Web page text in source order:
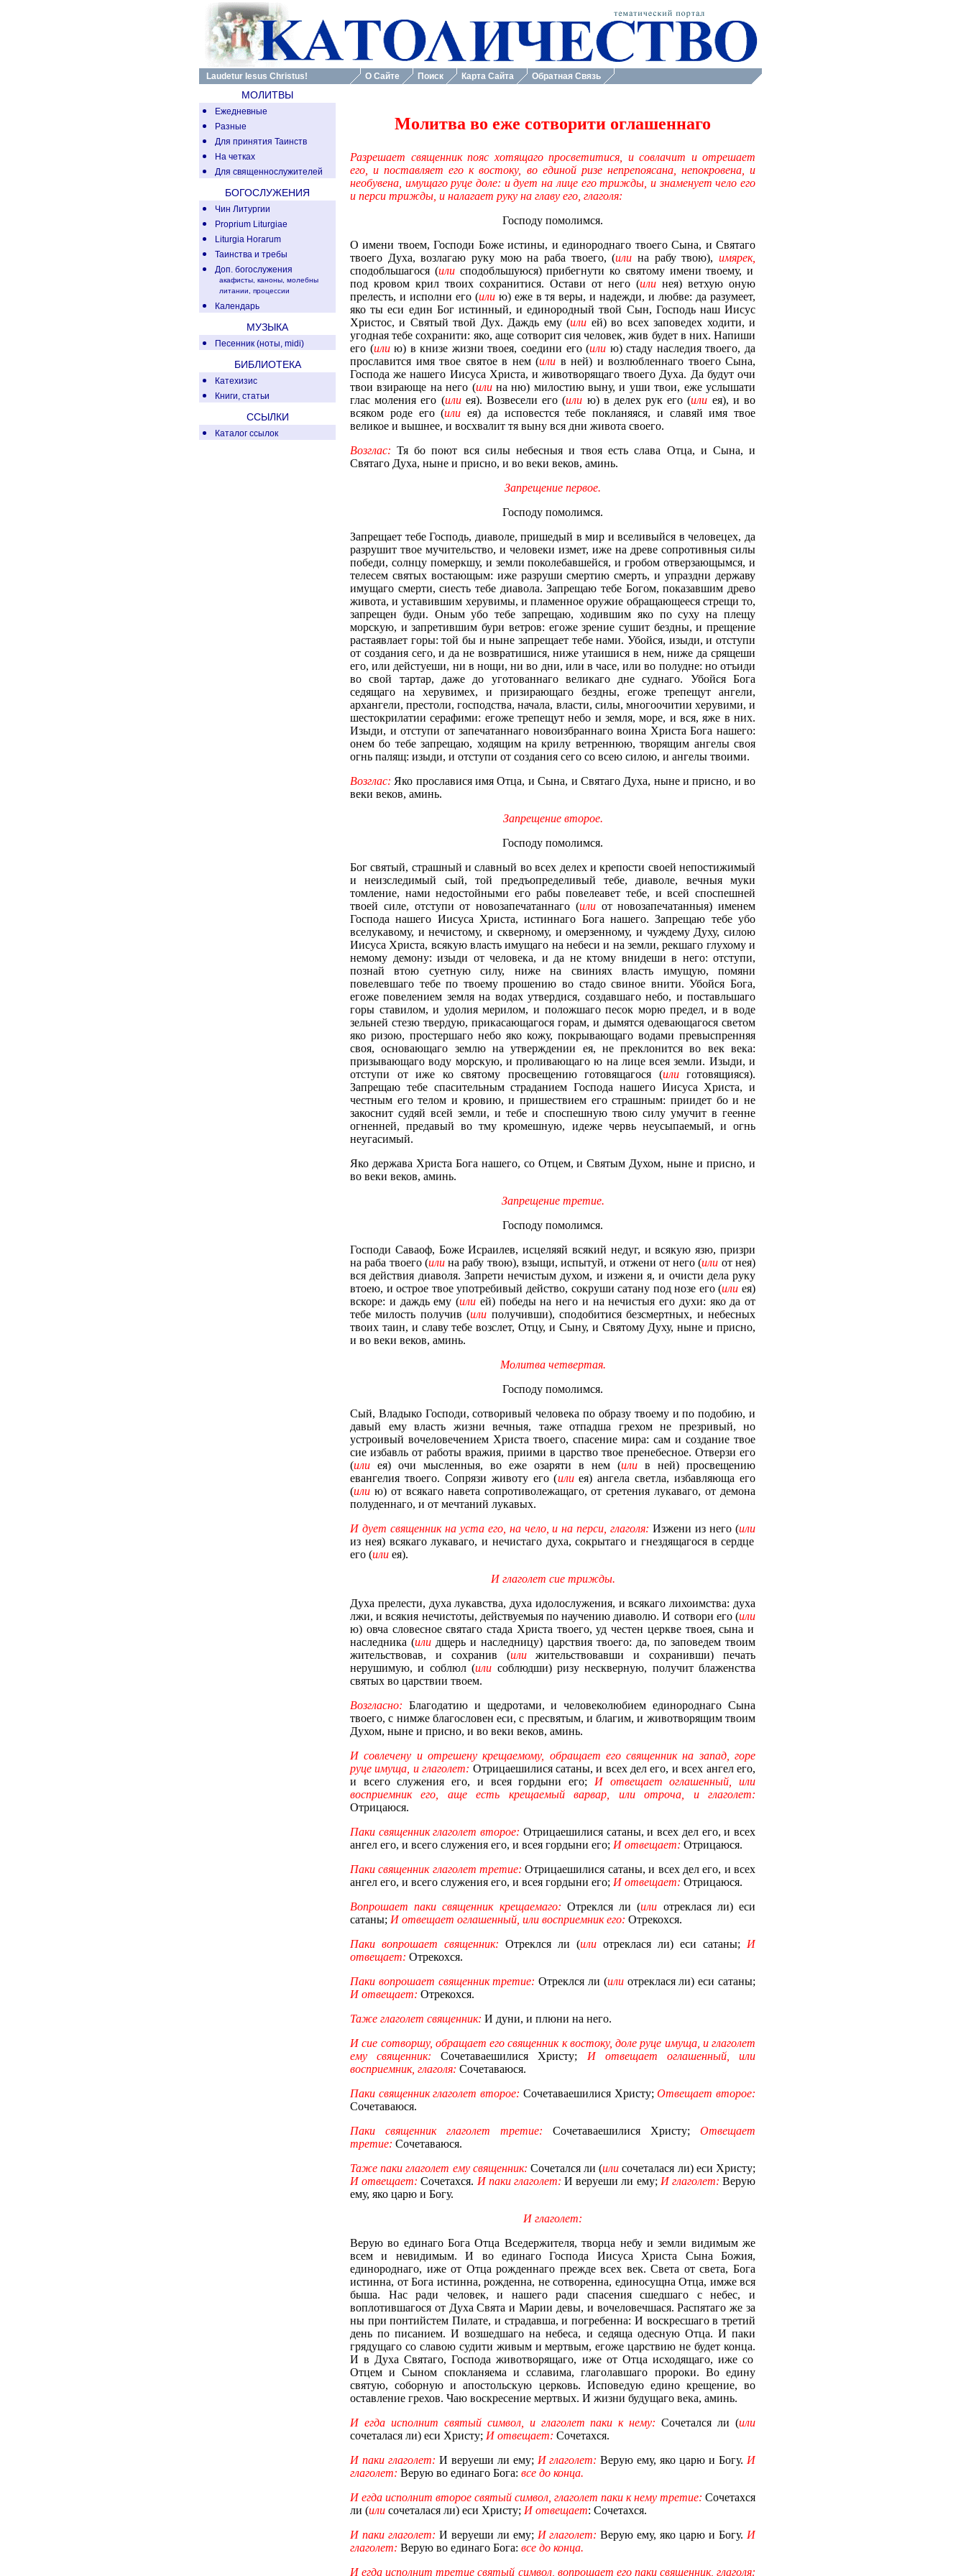
МОЛИТВЫ
Ежедневные
Разные
Для принятия Таинств
На четках
Для священнослужителей
БОГОСЛУЖЕНИЯ
Чин Литургии
Proprium Liturgiae
Liturgia Horarum
Таинства и требы
Доп. богослужения
акафисты, каноны, молебны
литании
процессии
Календарь
МУЗЫКА
Песенник (ноты, midi)
БИБЛИОТЕКА
Катехизис
Книги, статьи
ССЫЛКИ
Каталог ссылок
Чинопоследования Таинств и тайнодействий
Молитва во еже сотворити оглашеннаго
Разрешает священник пояс хотящаго просветитися, и совлачит и отрешает
его, и поставляет его к востоку, во единой ризе непрепоясана, непокровена, и
необувена, имущаго руце доле: и дует на лице его трижды, и знаменует чело его
и перси трижды, и налагает руку на главу его, глаголя:
Господу помолимся.
О имени твоем, Господи Боже истины, и единороднаго твоего Сына, и Святаго
твоего Духа, возлагаю руку мою на раба твоего, (или на рабу твою),имярек,
сподобльшагося (илисподобльшуюся) прибегнути ко святому имени твоему, и
под кровом крил твоих сохранитися. Остави от него (или нея) ветхую оную
прелесть, и исполни его (илию) еже в тя веры, и надежди, и любве: да разумеет,
яко ты еси един Бог истинный, и единородный твой Сын, Господь наш Иисус
Христос, и Святый твой Дух. Даждь ему (или ей) во всех заповедех ходити, и
угодная тебе сохранити: яко, аще сотворит сия человек, жив будет в них. Напиши
его (илию) в книзе жизни твоея, соедини его (или ю) стаду наследия твоего, да
прославится имя твое святое в нем (или в ней) и возлюбленнаго твоего Сына,
Господа же нашего Иисуса Христа, и животворящаго твоего Духа. Да будут очи
твои взирающе на него (илина ню) милостию выну, и уши твои, еже услышати
глас моления его (илиея). Возвесели его(или ю) в делех рук его (или ея), и во
всяком роде его (или ея) да исповестся тебе покланяяся, и славяй имя твое
великое и вышнее, и восхвалит тя выну вся дни живота своего.
Возглас: Тя бо поют вся силы небесныя и твоя есть слава Отца, и Сына, и
Святаго Духа, ныне и присно, и во веки веков, аминь.
Запрещение первое.
Господу помолимся.
Запрещает тебе Господь, диаволе, пришедый в мир и вселивыйся в человецех, да
разрушит твое мучительство, и человеки измет, иже на древе сопротивныя силы
победи, солнцу померкшу, и земли поколебавшейся, и гробом отверзающымся, и
телесем святых востающым: иже разруши смертию смерть, и упраздни державу
имущаго смерти, сиесть тебе диавола. Запрещаю тебе Богом, показавшим древо
живота, и уставившим херувимы, и пламенное оружие обращающееся стрещи то,
запрещен буди. Оным убо тебе запрещаю, ходившим яко по суху на плещу
морскую, и запретившим бури ветров: егоже зрение сушит бездны, и прещение
растаявлает горы: той бы и ныне запрещает тебе нами. Убойся, изыди, и отступи
от создания сего, и да не возвратишися, ниже утаишися в нем, ниже да срящеши
его, или дейстуеши, ни в нощи, ни во дни, или в часе, или во полудне: но отъиди
во свой тартар, даже до уготованнаго великаго дне суднаго. Убойся Бога
седящаго на херувимех, и призирающаго бездны, егоже трепещут ангели,
архангели, престоли, господства, начала, власти, силы, многоочитии херувими, и
шестокрилатии серафими: егоже трепещут небо и земля, море, и вся, яже в них.
Изыди, и отступи от запечатаннаго новоизбраннаго воина Христа Бога нашего:
онем бо тебе запрещаю, ходящим на крилу ветреннюю, творящим ангелы своя
огнь палящ: изыди, и отступи от создания сего со всею силою, и ангелы твоими.
Возглас: Яко прославися имя Отца, и Сына, и Святаго Духа, ныне и присно, и во
веки веков, аминь.
Запрещение второе.
Господу помолимся.
Бог святый, страшный и славный во всех делех и крепости своей непостижимый
и неизследимый сый, той предъопределивый тебе, диаволе, вечныя муки
томление, нами недостойными его рабы повелеавет тебе, и всей споспешней
твоей силе, отступи от новозапечатаннаго (илиот новозапечатанныя) именем
Господа нашего Иисуса Христа, истиннаго Бога нашего. Запрещаю тебе убо
вселукавому, и нечистому, и скверному, и омерзенному, и чуждему Духу, силою
Иисуса Христа, всякую власть имущаго на небеси и на земли, рекшаго глухому и
немому демону: изыди от человека, и да не ктому внидеши в него: отступи,
познай втою суетную силу, ниже на свиниях власть имущую, помяни
повелевшаго тебе по твоему прошению во стадо свиное внити. Убойся Бога,
егоже повелением земля на водах утвердися, создавшаго небо, и поставльшаго
горы ставилом, и удолия мерилом, и положшаго песок морю предел, и в воде
зельней стезю твердую, прикасающагося горам, и дымятся одевающагося светом
яко ризою, простершаго небо яко кожу, покрывающаго водами превыспренняя
своя, основающаго землю на утверждении ея, не преклонится во век века:
призывающаго воду морскую, и проливающаго ю на лице всея земли. Изыди, и
отступи от иже ко святому просвещению готовящагося (илиготовящияся).
Запрещаю тебе спасительным страданием Господа нашего Иисуса Христа, и
честным его телом и кровию, и пришествием его страшным: приидет бо и не
закоснит судяй всей земли, и тебе и споспешную твою силу умучит в геенне
огненней, предавый во тму кромешную, идеже червь неусыпаемый, и огнь
неугасимый.
Яко держава Христа Бога нашего, со Отцем, и Святым Духом, ныне и присно, и
во веки веков, аминь.
Запрещение третие.
Господу помолимся.
Господи Саваоф, Боже Исраилев, исцеляяй всякий недуг, и всякую язю, призри
на раба твоего (илина рабу твою), взыщи, испытуй, и отжени от него (или от нея)
вся действия диаволя. Запрети нечистым духом, и изжени я, и очисти дела руку
втоею, и острое твое употребивый действо, сокруши сатану под нозе его (или ея)
вскоре: и даждь ему (или ей) победы на него и на нечистыя его духи: яко да от
тебе милость получив (или получивши), сподобитися безсмертных, и небесных
твоих таин, и славу тебе возслет, Отцу, и Сыну, и Святому Духу, ныне и присно,
и во веки веков, аминь.
Молитва четвертая.
Господу помолимся.
Сый, Владыко Господи, сотворивый человека по образу твоему и по подобию, и
давый ему власть жизни вечныя, таже отпадша грехом не презривый, но
устроивый вочеловечением Христа твоего, спасение мира: сам и создание твое
сие избавль от работы вражия, приими в царство твое пренебесное. Отверзи его
(или ея) очи мысленныя, во еже озаряти в нем (или в ней) просвещению
евангелия твоего. Сопрязи животу его (илиея) ангела светла, избавляюща его
(или ю) от всякаго навета сопротиволежащаго, от сретения лукаваго, от демона
полуденнаго, и от мечтаний лукавых.
И дует священник на уста его, на чело, и на перси, глаголя: Изжени из него (или
из нея) всякаго лукаваго, и нечистаго духа, сокрытаго и гнездящагося в сердце
его (или ея).
И глаголет сие трижды.
Духа прелести, духа лукавства, духа идолослужения, и всякаго лихоимства: духа
лжи, и всякия нечистоты, действуемыя по научению диаволю. И сотвори его (или
ю) овча словесное святаго стада Христа твоего, уд честен церкве твоея, сына и
наследника (или дщерь и наследницу) царствия твоего: да, по заповедем твоим
жительствовав, и сохранив (илижительствовавши и сохранивши) печать
нерушимую, и соблюл (или соблюдши) ризу нескверную, получит блаженства
святых во царствии твоем.
Возгласно: Благодатию и щедротами, и человеколюбием единороднаго Сына
твоего, с нимже благословен еси, с пресвятым, и благим, и животворящим твоим
Духом, ныне и присно, и во веки веков, аминь.
И совлечену и отрешену крещаемому, обращает его священник на запад, горе
руце имуща, и глаголет: Отрицаешилися сатаны, и всех дел его, и всех ангел его,
и всего служения его, и всея гордыни его; И отвещает оглашенный, или
восприемник его, аще есть крещаемый варвар, или отроча, и глаголет:
Отрицаюся.
Паки священник глаголет второе: Отрицаешилися сатаны, и всех дел его, и всех
ангел его, и всего служения его, и всея гордыни его; И отвещает: Отрицаюся.
Паки священник глаголет третие: Отрицаешилися сатаны, и всех дел его, и всех
ангел его, и всего служения его, и всея гордыни его; И отвещает: Отрицаюся.
Вопрошает паки священник крещаемаго: Отреклся ли (или отреклася ли) еси
сатаны; И отвещает оглашенный, или восприемник его: Отрекохся.
Паки вопрошает священник: Отреклся ли (или отреклася ли) еси сатаны; И
отвещает: Отрекохся.
Паки вопрошает священник третие: Отреклся ли (илиотреклася ли) еси сатаны;
И отвещает: Отрекохся.
Таже глаголет священник: И дуни, и плюни на него.
И сие сотворшу, обращает его священник к востоку, доле руце имуща, и глаголет
ему священник: Сочетаваешилися Христу; И отвещает оглашенный, или
восприемник, глаголя: Сочетаваюся.
Паки священник глаголет второе: Сочетаваешилися Христу;Отвещает второе:
Сочетаваюся.
Паки священник глаголет третие: Сочетаваешилися Христу; Отвещает
третие: Сочетаваюся.
Таже паки глаголет ему священник: Сочетался ли (или сочеталася ли) еси Христу;
И отвещает: Сочетахся. И паки глаголет: И веруеши ли ему; И глаголет: Верую
ему, яко царю и Богу.
И глаголет:
Верую во единаго Бога Отца Вседержителя, творца небу и земли видимым же
всем и невидимым. И во единаго Господа Иисуса Христа Сына Божия,
единороднаго, иже от Отца рожденнаго прежде всех век. Света от света, Бога
истинна, от Бога истинна, рожденна, не сотворенна, единосущна Отца, имже вся
быша. Нас ради человек, и нашего ради спасения сшедшаго с небес, и
воплотившагося от Духа Свята и Марии девы, и вочеловечшася. Распятаго же за
ны при понтийстем Пилате, и страдавша, и погребенна: И воскресшаго в третий
день по писанием. И возшедшаго на небеса, и седяща одесную Отца. И паки
грядущаго со славою судити живым и мертвым, егоже царствию не будет конца.
И в Духа Святаго, Господа животворящаго, иже от Отца исходящаго, иже со
Отцем и Сыном спокланяема и сславима, глаголавшаго пророки. Во едину
святую, соборную и апостольскую церковь. Исповедую едино крещение, во
оставление грехов. Чаю воскресение мертвых. И жизни будущаго века, аминь.
И егда исполнит святый символ, и глаголет паки к нему: Сочетался ли (или
сочеталася ли) еси Христу; И отвещает: Сочетахся.
И паки глаголет: И веруеши ли ему; И глаголет: Верую ему, яко царю и Богу. И
глаголет: Верую во единаго Бога: все до конца.
И егда исполнит второе святый символ, глаголет паки к нему третие: Сочетахся
ли (или сочеталася ли) еси Христу; И отвещает: Сочетахся.
И паки глаголет: И веруеши ли ему; И глаголет: Верую ему, яко царю и Богу. И
глаголет: Верую во единаго Бога: все до конца.
И егда исполнит третие святый символ, вопрошает его паки священник, глаголя:
Молитва во еже сотворити оглашеннаго
По кн.: Требник. Београд, 1982.
Laudetur Iesus Christus! О Сайте Поиск Карта Сайта Обратная Связь